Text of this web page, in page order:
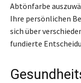
Abtönfarbe
Ihre persönlichen
sich über
fundierte